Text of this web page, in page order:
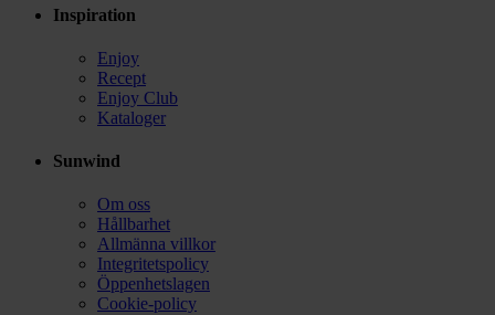
Inspiration
Enjoy
Recept
Enjoy Club
Kataloger
Sunwind
Om oss
Hållbarhet
Allmänna villkor
Integritetspolicy
Öppenhetslagen
Cookie-policy